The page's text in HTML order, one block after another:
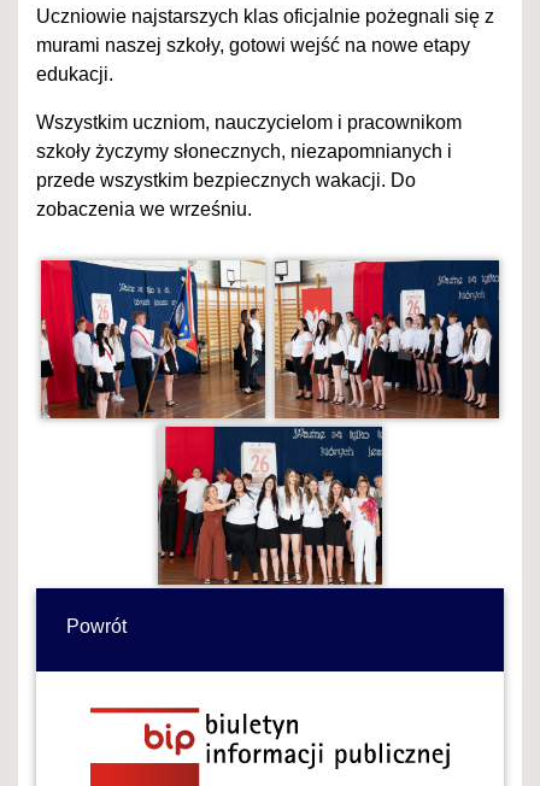
Uczniowie najstarszych klas oficjalnie pożegnali się z
murami naszej szkoły, gotowi wejść na nowe etapy
edukacji.
Wszystkim uczniom, nauczycielom i pracownikom
szkoły życzymy słonecznych, niezapomnianych i
przede wszystkim bezpiecznych wakacji. Do
zobaczenia we wrześniu.
Powrót